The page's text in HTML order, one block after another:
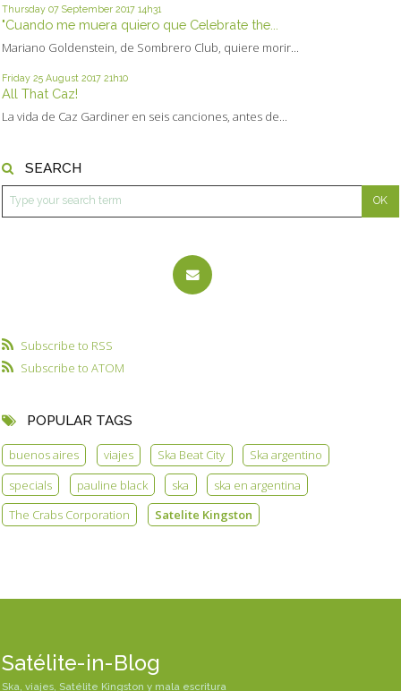
Thursday 07 September 2017 14h31
"Cuando me muera quiero que Celebrate the...
Mariano Goldenstein, de Sombrero Club, quiere morir...
Friday 25 August 2017 21h10
All That Caz!
La vida de Caz Gardiner en seis canciones, antes de...
SEARCH
Subscribe to RSS
Subscribe to ATOM
POPULAR TAGS
buenos aires viajes Ska Beat City
Ska argentino
specials
pauline black ska
ska en argentina
The Crabs Corporation
Satelite Kingston
Satélite-in-Blog
Ska, viajes, Satélite Kingston y mala escritura